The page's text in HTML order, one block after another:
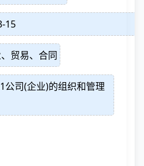
15
贸易、合同
公司(企业)的组织和管理